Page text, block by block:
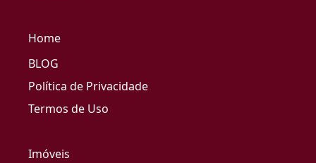
Home
BLOG
Política de Privacidade
Termos de Uso
Imóveis